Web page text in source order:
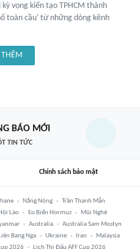
vọng kiến tạo TPHCM thành
toàn cầu' từ những dòng kênh
BÁO MỚI
TIN TỨC
Chính sách bảo mật
Nắng Nóng
Trần Thanh Mẫn
Lào Eo Biển Hormuz
Mũi Nghê
Australia
Australia Sam Mostyn
Bang Nga Ukraine Iran
Malaysia
2026 Lịch Thi Đấu AFF Cup 2026